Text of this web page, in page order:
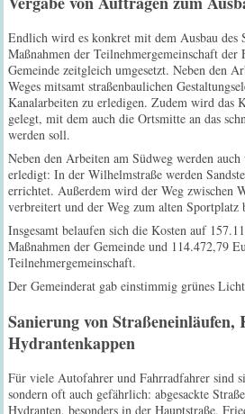
Endlich wird es konkret mit dem Ausbau des
Maßnahmen der Teilnehmergemeinschaft
Gemeinde zeitgleich umgesetzt. Neben den
Weges mitsamt straßenbaulichen
Kanalarbeiten zu erledigen. Zudem wird das
gelegt, mit dem auch die Ortsmitte an das
werden soll.
Neben den Arbeiten am Südweg werden
erledigt: In der Wilhelmstraße werden
errichtet. Außerdem wird der Weg zwischen
verbreitert und der Weg zum alten Sportplatz
Insgesamt belaufen sich die Kosten auf
Maßnahmen der Gemeinde und 114.472,79
Teilnehmergemeinschaft.
Der Gemeinderat gab einstimmig grünes
Sanierung von Straßeneinläufen,
Hydrantenkappen
Für viele Autofahrer und Fahrradfahrer sind
sondern oft auch gefährlich: abgesackte
Hydranten, besonders in der Hauptstraße,